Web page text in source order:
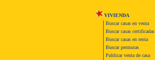
VIVIENDA
Buscar casas en venta
Buscar casas certificadas
Buscar casas en renta
Buscar permutas
Publicar venta de casa